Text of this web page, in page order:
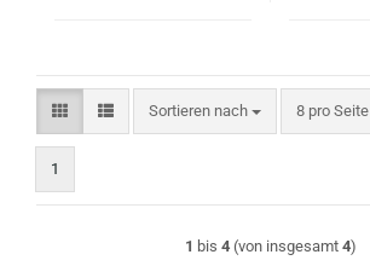
Sortieren nach
Sortieren nach 8 pro Seite
pro Seite
1
1 bis 4 (von insgesamt 4)